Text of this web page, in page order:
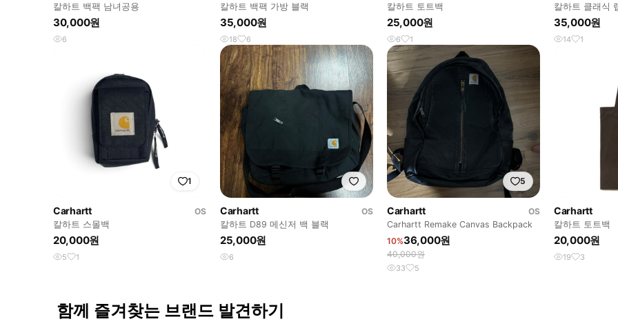
칼하트 백팩 남녀공용
30,000원
6
칼하트 백팩 가방 블랙
35,000원
18 6
칼하트 토트백
25,000원
6 1
칼하트 클래식
35,000원
14 1
1
Carhartt
OS
칼하트 스몰백
20,000원
5 1
Carhartt
OS
칼하트 D89 메신저 백 블랙
25,000원
6
5
Carhartt
OS
Carhartt Remake Canvas Backpack
10%36,000원
40,000원
33 5
Carhartt
칼하트 토트백
20,000원
19 3
함께 즐겨찾는 브랜드 발견하기